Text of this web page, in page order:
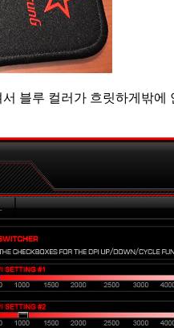
블루 컬러가 흐릿하게밖에